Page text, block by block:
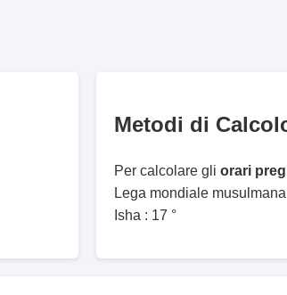
Metodi di
Per calcolare gli orari
Lega mondiale
Isha : 17 °